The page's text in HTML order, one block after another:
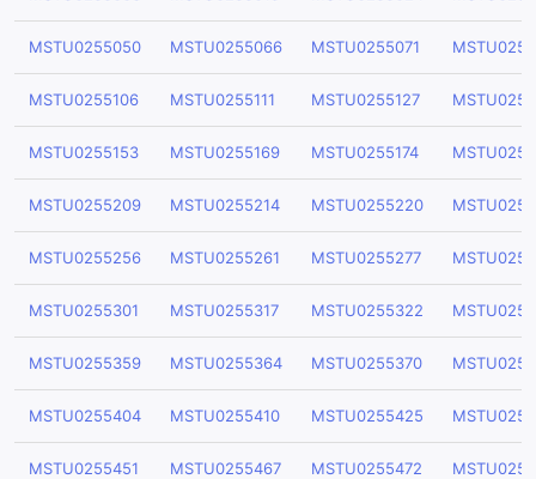
MSTU0255050 MSTU0255066 MSTU0255071
MSTU0255106 MSTU0255111 MSTU0255127
MSTU0255153 MSTU0255169 MSTU0255174
MSTU0255209 MSTU0255214 MSTU0255220
MSTU0255256 MSTU0255261 MSTU0255277
MSTU0255301 MSTU0255317 MSTU0255322
MSTU0255359 MSTU0255364 MSTU0255370
MSTU0255404 MSTU0255410 MSTU0255425
MSTU0255451 MSTU0255467 MSTU0255472